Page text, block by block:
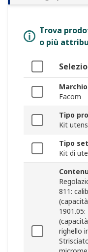
Trova
o più
Marchio
Facom
Tipo
Kit
Tipo set
Kit di
811:
righello